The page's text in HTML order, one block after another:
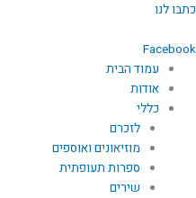
דילוג
כתבו לנו
Facebook
עמוד הבית
אודות
כללי
לזכרם
מוזיאונים ואוספים
ספרות תעופתית
שירים